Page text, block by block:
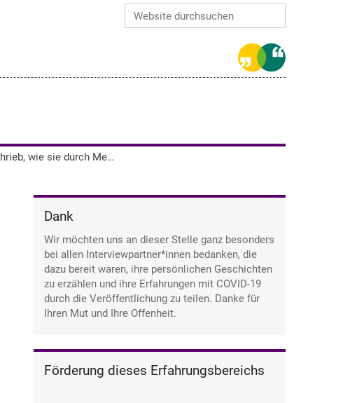
Erweiterte Suche…
Nadine Schiller beschrieb, wie sie durch Medienberichte Respekt vor COVID-19 bekam.
Dank
Wir möchten uns an dieser Stelle ganz besonders
bei allen Interviewpartner*innen bedanken, die
dazu bereit waren, ihre persönlichen Geschichten
zu erzählen und ihre Erfahrungen mit COVID-19
durch die Veröffentlichung zu teilen. Danke für
Ihren Mut und Ihre Offenheit.
Förderung dieses Erfahrungsbereichs